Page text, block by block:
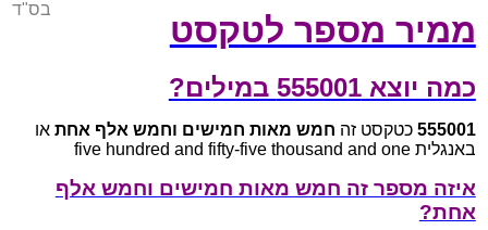
ממיר מספר לטקסט
בס"ד
כמה יוצא 555001 במילים?
555001 כטקסט זה חמש מאות חמישים וחמש אלף אחת או
באנגלית five hundred and fifty-five thousand and one
איזה מספר זה חמש מאות חמישים וחמש אלף
אחת?